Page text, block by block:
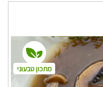
מתכון טבעוני